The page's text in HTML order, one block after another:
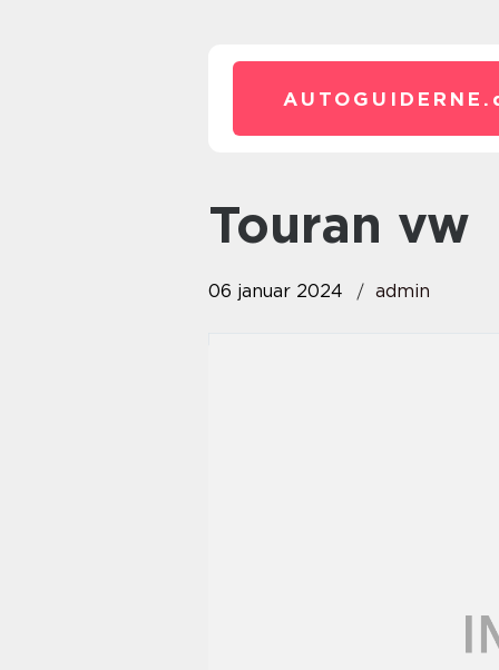
AUTOGUIDERNE.
touran vw
06 januar 2024 admin